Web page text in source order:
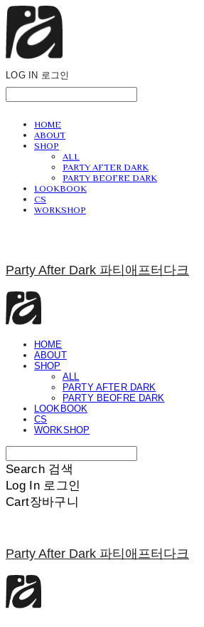
LOG IN 로그인
HOME
ABOUT
SHOP
ALL
PARTY AFTER DARK
PARTY BEOFRE DARK
LOOKBOOK
CS
WORKSHOP
Party After Dark 파티애프터다크
HOME
ABOUT
SHOP
ALL
PARTY AFTER DARK
PARTY BEOFRE DARK
LOOKBOOK
CS
WORKSHOP
Search 검색
Log In 로그인
Cart장바구니
Party After Dark 파티애프터다크